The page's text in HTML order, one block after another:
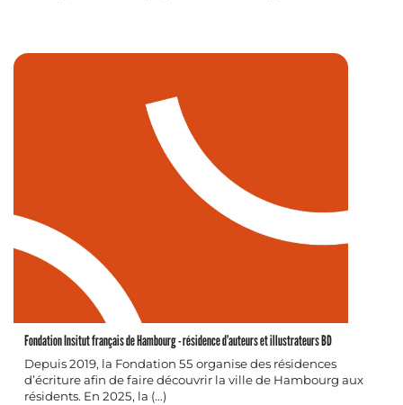
Fondation Insitut français de Hambourg - résidence d’auteurs et illustrateurs BD
Depuis 2019, la Fondation 55 organise des résidences
d’écriture afin de faire découvrir la ville de Hambourg aux
résidents. En 2025, la (…)